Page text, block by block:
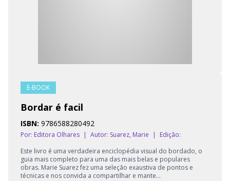
E-BOOK
Bordar é facil
ISBN: 9786588280492
Por: Editora Olhares | Autor: Suarez, Marie |
Edição:
Este livro é uma verdadeira enciclopédia visual do bordado, o
guia mais completo para uma das mais belas e populares
obras. Marie Suarez fez uma seleção exaustiva de pontos e
técnicas e nos convida a compartilhar e mante...